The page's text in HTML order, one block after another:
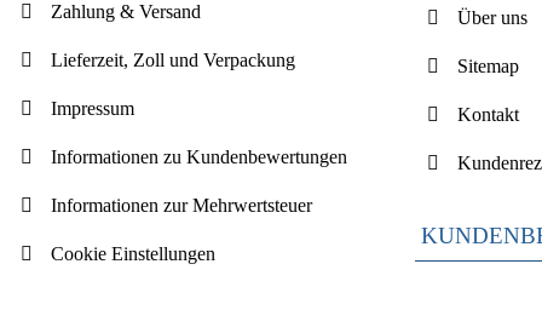
Zahlung & Versand
Lieferzeit, Zoll und Verpackung
Impressum
Informationen zu Kundenbewertungen
Informationen zur Mehrwertsteuer
Cookie Einstellungen
Über uns
Sitemap
Kontakt